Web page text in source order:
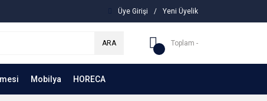
Üye Girişi / Yeni Üyelik
ARA Toplam -
Mobilya HORECA